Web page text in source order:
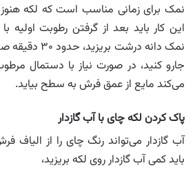
نمک برای زمانی مناسب است که لکه
این کار باید بعد از گرفتن رطوبت اولیه
نمک دانه درشت
جارو کنید، در صورت نیاز با دستمال
می‌کند مایع از عمق فرش به سطح بیاید.
پاک کردن لکه چای با آب گازدار
آب گازدار می‌تواند رنگ چای را از الیاف
باید کمی آب گازدار روی لکه بریزید،